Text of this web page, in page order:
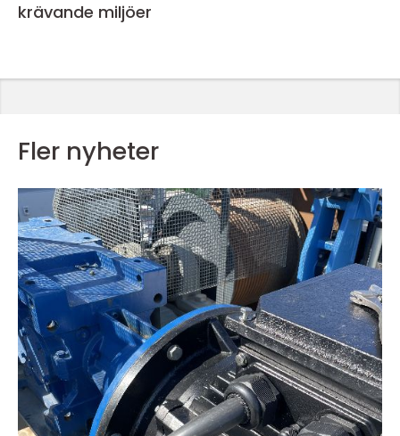
krävande miljöer
Fler nyheter